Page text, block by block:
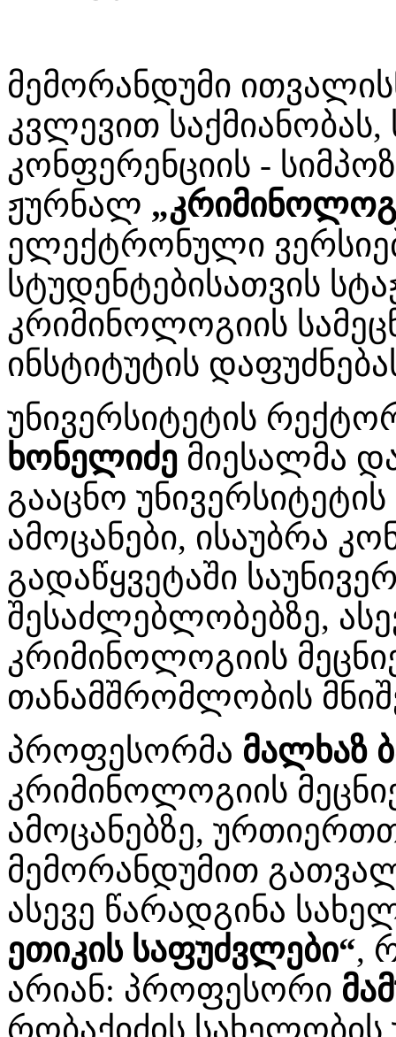
მემორანდუმი
კვლევით
კონფერენციის -
ჟურნალ
ელექტრონული
სტუდენტებისათვის
კრიმინოლოგიის
ინსტიტუტის
უნივერსიტეტის
ხონელიძე მიესალმა
გააცნო
ამოცანები, ისაუბრა
გადაწყვეტაში
შესაძლებლობებზე,
კრიმინოლოგიის
თანამშრომლობის
პროფესორმა მალხაზ
კრიმინოლოგიის
ამოცანებზე,
მემორანდუმით
ასევე წარადგინა
ეთიკის საფუძვლები“,
არიან: პროფესორი
რობაქიძის